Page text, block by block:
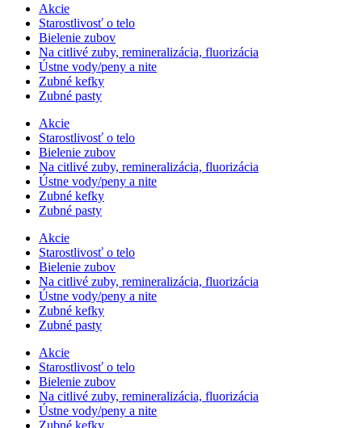
Akcie
Starostlivosť o telo
Bielenie zubov
Na citlivé zuby, remineralizácia, fluorizácia
Ústne vody/peny a nite
Zubné kefky
Zubné pasty
Akcie
Starostlivosť o telo
Bielenie zubov
Na citlivé zuby, remineralizácia, fluorizácia
Ústne vody/peny a nite
Zubné kefky
Zubné pasty
Akcie
Starostlivosť o telo
Bielenie zubov
Na citlivé zuby, remineralizácia, fluorizácia
Ústne vody/peny a nite
Zubné kefky
Zubné pasty
Akcie
Starostlivosť o telo
Bielenie zubov
Na citlivé zuby, remineralizácia, fluorizácia
Ústne vody/peny a nite
Zubné kefky